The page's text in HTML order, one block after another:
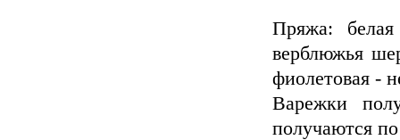
Пряжа:
верблюжья
фиолетовая -
Варежки
получаются